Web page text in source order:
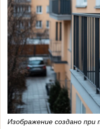
Изображение создано